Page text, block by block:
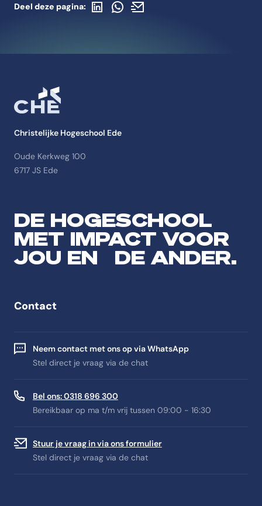
Deel deze pagina: Deel op LinkedIn
Deel via WhatsApp
Deel via de mail
Christelijke Hogeschool Ede
Oude Kerkweg 100
6717 JS Ede
DE HOGESCHOOL
MET IMPACT VOOR
JOU EN DE ANDER.
Contact
Neem contact met ons op via WhatsApp
Stel direct je vraag via de chat
Bel ons: 0318 696 300
Bereikbaar op ma t/m vrij tussen 09:00 - 16:30
Stuur je vraag in via ons formulier
Stel direct je vraag via de chat